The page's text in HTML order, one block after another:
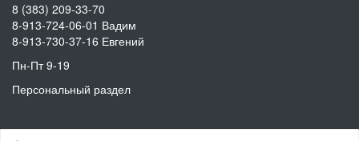
8 (383) 209-33-70
8-913-724-06-01 Вадим
8-913-730-37-16 Евгений
Пн-Пт 9-19
Персональный раздел